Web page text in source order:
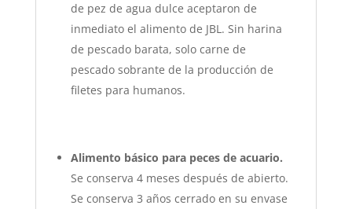
de pez de agua dulce aceptaron de
inmediato el alimento de JBL. Sin harina
de pescado barata, solo carne de
pescado sobrante de la producción de
filetes para humanos.
Alimento básico para peces de acuario.
Se conserva 4 meses después de abierto.
Se conserva 3 años cerrado en su envase